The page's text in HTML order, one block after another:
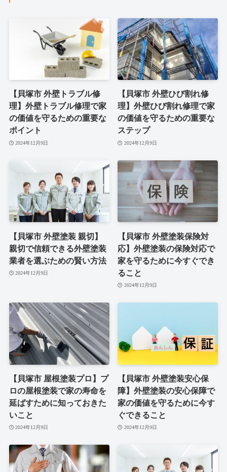
【貝塚市 外壁トラブル修
理】外壁トラブル修理で家
の価値を守るための重要な
ポイント
2024年12月9日
【貝塚市 外壁ひび割れ修
理】外壁ひび割れ修理で家
の価値を守るための重要な
ステップ
2024年12月9日
【貝塚市 外壁塗装 親切】
親切で信頼できる外壁塗装
業者を選ぶための賢い方法
2024年12月9日
【貝塚市 外壁塗装保険対
応】外壁塗装の保険対応で
家を守るために今すぐでき
ること
2024年12月9日
【貝塚市 屋根塗装プロ】プ
ロの屋根塗装で家の寿命を
延ばすために知っておきた
いこと
2024年12月9日
【貝塚市 外壁塗装安心保
障】外壁塗装の安心保障で
家の価値を守るために今す
ぐできること
2024年12月9日